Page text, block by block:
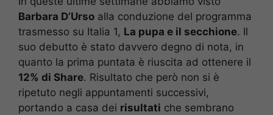
Barbara D’Urso alla conduzione del programma
trasmesso su Italia 1, La pupa e il secchione. Il
suo debutto è stato davvero degno di nota, in
quanto la prima puntata è riuscita ad ottenere il
12% di Share. Risultato che però non si è
ripetuto negli appuntamenti successivi,
portando a casa dei risultati che sembrano